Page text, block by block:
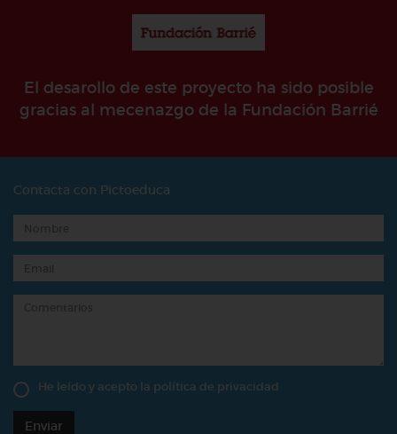
El desarollo de este proyecto ha sido posible
gracias al mecenazgo de la Fundación Barrié
Contacta con Pictoeduca
He leído y acepto la política de privacidad
Enviar